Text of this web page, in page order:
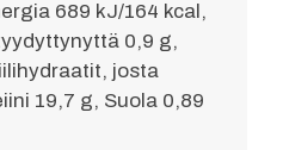
689 kJ/164 kcal,
0,9 g,
josta
19,7 g, Suola 0,89